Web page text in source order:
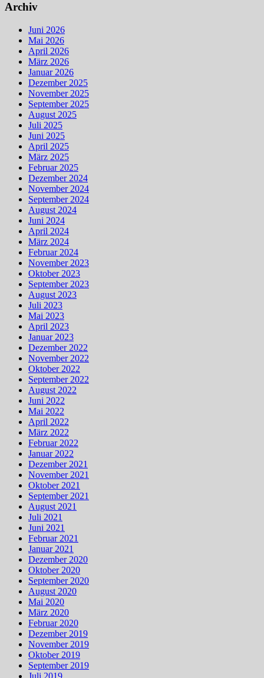
Archiv
Juni 2026
Mai 2026
April 2026
März 2026
Januar 2026
Dezember 2025
November 2025
September 2025
August 2025
Juli 2025
Juni 2025
April 2025
März 2025
Februar 2025
Dezember 2024
November 2024
September 2024
August 2024
Juni 2024
April 2024
März 2024
Februar 2024
November 2023
Oktober 2023
September 2023
August 2023
Juli 2023
Mai 2023
April 2023
Januar 2023
Dezember 2022
November 2022
Oktober 2022
September 2022
August 2022
Juni 2022
Mai 2022
April 2022
März 2022
Februar 2022
Januar 2022
Dezember 2021
November 2021
Oktober 2021
September 2021
August 2021
Juli 2021
Juni 2021
Februar 2021
Januar 2021
Dezember 2020
Oktober 2020
September 2020
August 2020
Mai 2020
März 2020
Februar 2020
Dezember 2019
November 2019
Oktober 2019
September 2019
Juli 2019